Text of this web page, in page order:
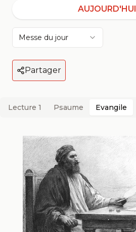
AUJOURD'HUI
Messe du jour
Partager
lecture 1 psaume evangile